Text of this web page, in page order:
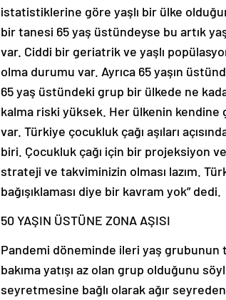
istatistiklerine göre yaşlı bir ülke
bir tanesi 65 yaş üstündeyse bu artık
var. Ciddi bir geriatrik ve yaşlı
olma durumu var. Ayrıca 65 yaşın
65 yaş üstündeki grup bir ülkede ne
kalma riski yüksek. Her ülkenin kendine
var. Türkiye çocukluk çağı aşıları
biri. Çocukluk çağı için bir projeksiyon
strateji ve takviminizin olması lazım.
bağışıklaması diye bir kavram yok” dedi.
50 YAŞIN ÜSTÜNE ZONA AŞISI
Pandemi döneminde ileri yaş grubunun
bakıma yatışı az olan grup olduğunu
seyretmesine bağlı olarak ağır